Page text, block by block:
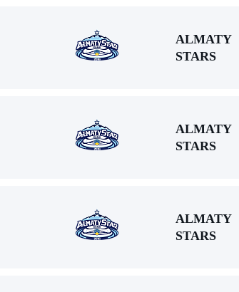
ALMATY
STARS
ALMATY
STARS
ALMATY
STARS